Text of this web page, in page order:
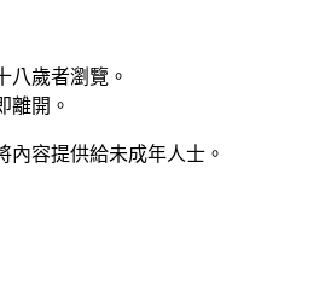
八歲者瀏覽。
離開。
內容提供給未成年人士。